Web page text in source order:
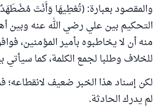
والمقصود بعبارة: (تُعْطِيهَا وَأَنْتَ
التحكيم بين علي رضي الله عنه وبين
منه أن لا يخاطبوه بأمير المؤمنين،
للخلاف وطلبا لجمع الكلمة، كما سيأتي
لكن إسناد هذا الخبر ضعيف
لم يدرك الحادثة.